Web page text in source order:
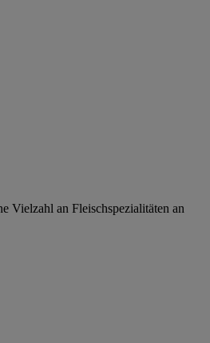
Vielzahl an Fleischspezialitäten an